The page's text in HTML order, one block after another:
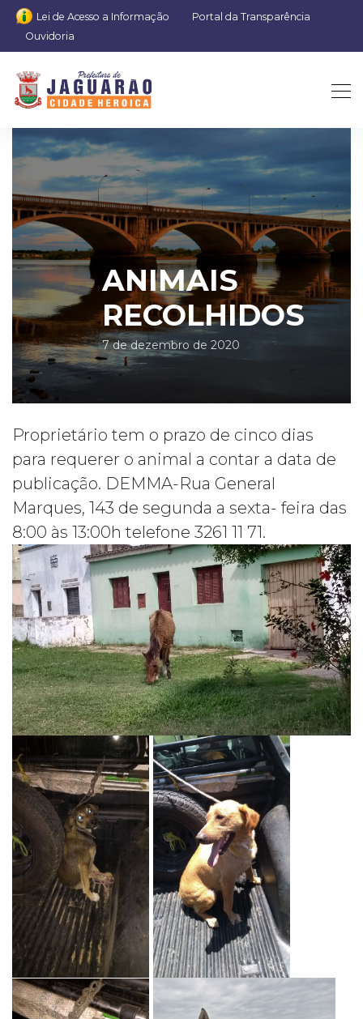
Lei de Acesso a Informação
Portal da Transparência
Ouvidoria
ANIMAIS
RECOLHIDOS
7 de dezembro de 2020
Proprietário tem o prazo de cinco dias
para requerer o animal a contar a data de
publicação. DEMMA-Rua General
Marques, 143 de segunda a sexta- feira das
8:00 às 13:00h telefone 3261 11 71.